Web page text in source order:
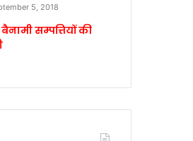
5, 2018
सम्पत्तियों की